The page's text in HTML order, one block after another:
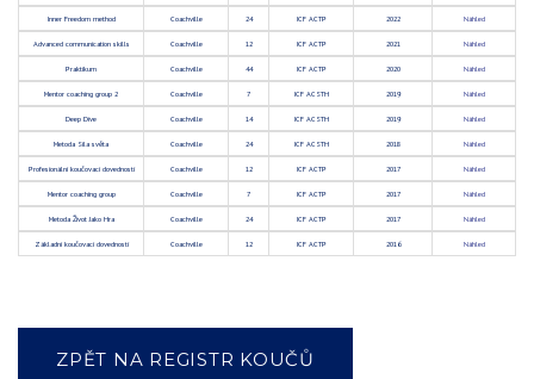
Inner Freedom method Coachville 24 ICF ACTP 2022 Náhled
Advanced communication skills Coachville 12 ICF ACTP 2021 Náhled
Praktikum Coachville 44 ICF ACTP 2020 Náhled
Mentor coaching group 2 Coachville 7 ICF ACSTH 2019 Náhled
Deep Dive Coachville 14 ICF ACSTH 2019 Náhled
Metoda Síla světa Coachville 24 ICF ACSTH 2018 Náhled
Profesionální koučovací dovednosti Coachville 12 ICF ACTP 2017 Náhled
Mentor coaching group Coachville 7 ICF ACTP 2017 Náhled
Metoda Život Jako Hra Coachville 24 ICF ACTP 2017 Náhled
Základní koučovací dovednosti Coachville 12 ICF ACTP 2016 Náhled
ZPĚT NA REGISTR KOUČŮ